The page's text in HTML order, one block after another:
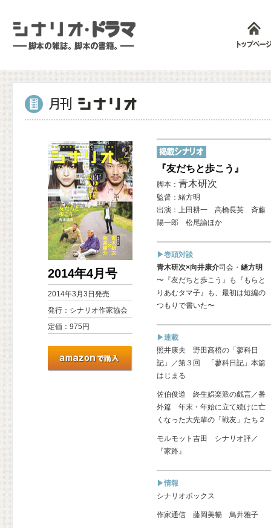
『友だちと歩こう』
脚本： 青木研次
監督：緒方明
出演：上田耕一 高橋長英 斉藤
陽一郎 松尾諭ほか
▶巻頭対談
青木研次×向井康介司会・ 緒方明
〜『友だちと歩こう』も『もらと
りあむタマ子』も、最初は短編の
つもりで書いた〜
▶連載
照井康夫 野田高梧の「蓼科日
記」／第３回 「蓼科日記」本篇
はじまる
佐伯俊道 終生娯楽派の戯言／番
外篇 年末・年始に立て続けに亡
くなった大先輩の「戦友」たち２
モルモット吉田 シナリオ評／
『家路』
▶情報
シナリオボックス
作家通信 藤岡美暢 鳥井雅子
2014年4月号
2014年3月3日発売
発行：シナリオ作家協会
定価：975円